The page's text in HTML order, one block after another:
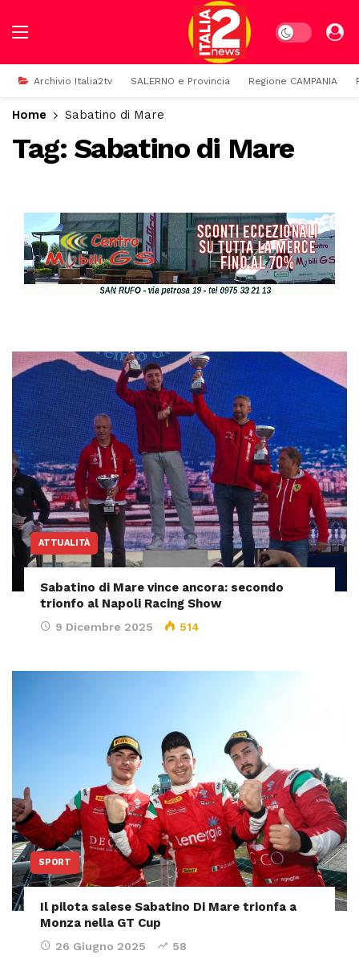
Dark mode
Archivio Italia2tv SALERNO e Provincia Regione CAMPANIA
Home Sabatino di Mare
Tag: Sabatino di Mare
ATTUALITÀ
Sabatino di Mare vince ancora: secondo
trionfo al Napoli Racing Show
9 Dicembre 2025 514
SPORT
Il pilota salese Sabatino Di Mare trionfa a
Monza nella GT Cup
26 Giugno 2025 58